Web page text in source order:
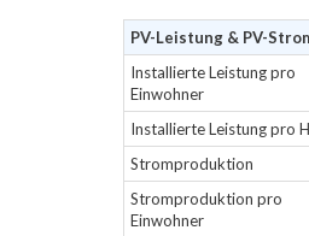
PV-Leistung & PV-
Installierte Leistung pro
Einwohner
Installierte Leistung pro
Stromproduktion
Stromproduktion pro
Einwohner